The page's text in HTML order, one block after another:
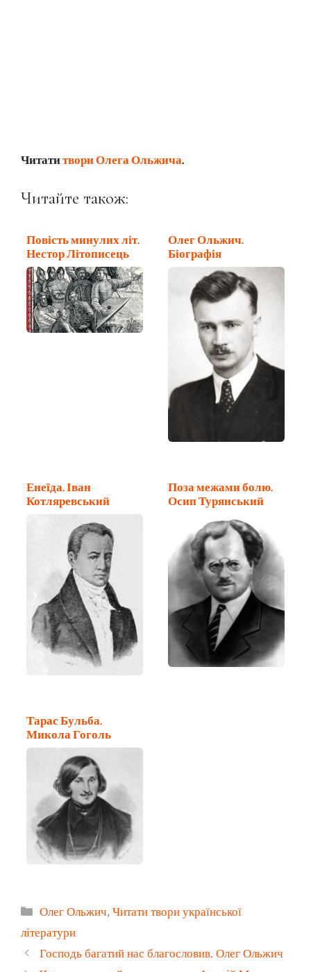
Читатитвори Олега Ольжича.
Читайте також:
Повість минулих літ.
Нестор Літописець
Олег Ольжич.
Біографія
Енеїда. Іван
Котляревський
Поза межами болю.
Осип Турянський
Тарас Бульба.
Микола Гоголь
Категорії
Олег Ольжич,Читати твори української
літератури
Господь багатий нас благословив. Олег Ольжич